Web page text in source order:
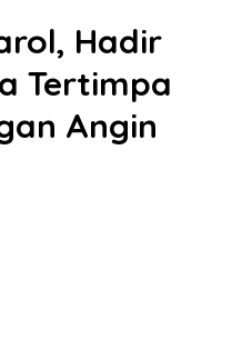
Hadir
Tertimpa
Angin